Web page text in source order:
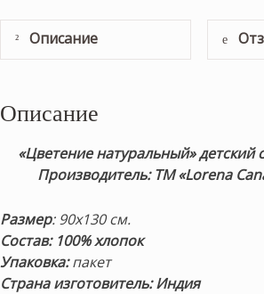
Описание
Описание
«Цветение натуральный» детский
Производитель: ТМ «Lorena
Размер: 90х130 см.
Состав: 100% хлопок
Упаковка:пакет
Страна изготовитель: Индия